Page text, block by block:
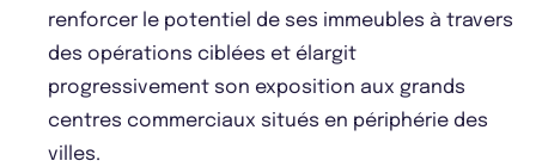
renforcer le potentiel de ses immeubles à travers
des opérations ciblées et élargit
progressivement son exposition aux grands
centres commerciaux situés en périphérie des
villes.